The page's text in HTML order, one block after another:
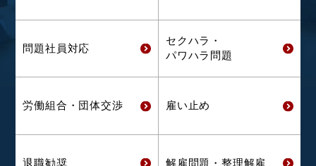
問題社員対応
セクハラ・
パワハラ問題
労働組合・ 団体交渉 雇い止め
退職勧奨 解雇問題・ 整理解雇